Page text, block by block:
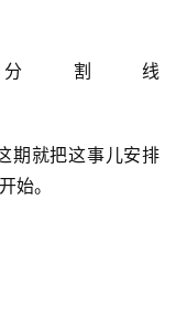
分割线
期就把这事儿安排
始。